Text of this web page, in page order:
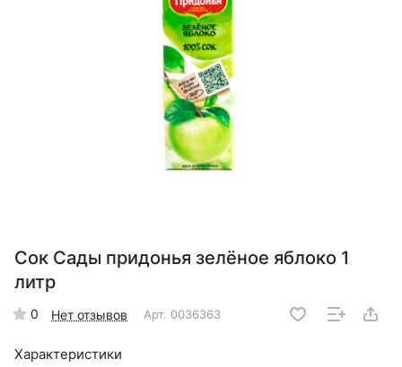
Сок Сады придонья зелёное яблоко 1
литр
0 Нет отзывов Арт. 0036363
Характеристики